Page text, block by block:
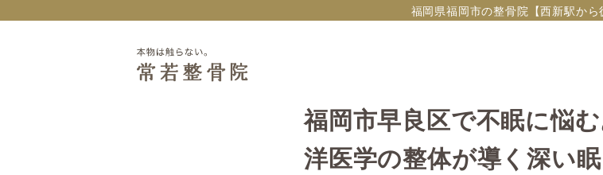
福岡県福岡市の整骨院【西新駅から
福岡市早良区で不眠に悩
洋医学の整体が導く深い